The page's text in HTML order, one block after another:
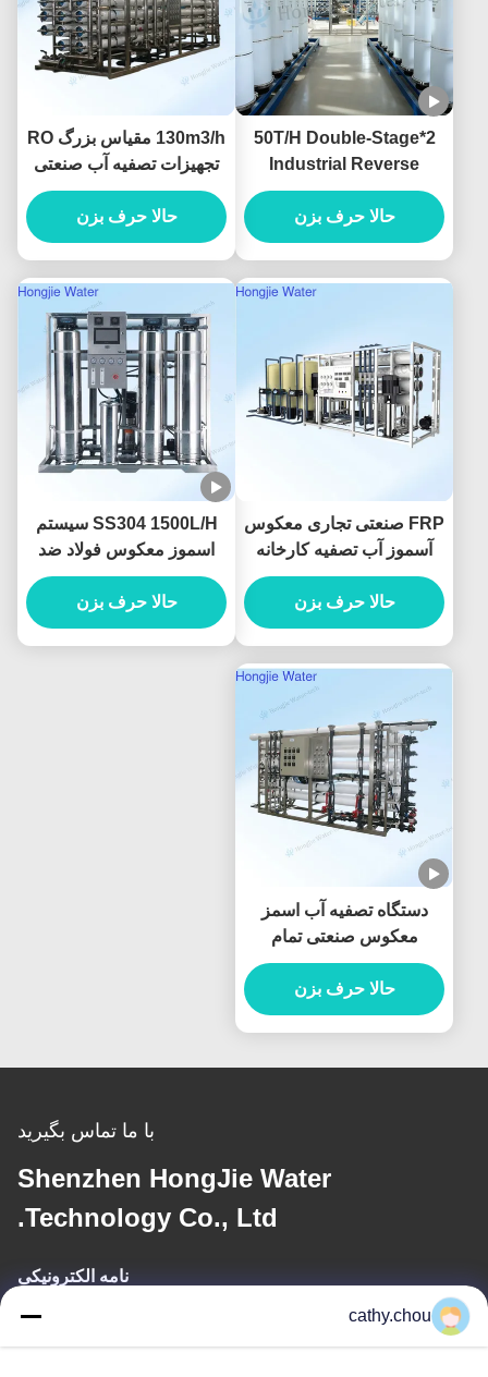
2*50T/H Double-Stage
Industrial Reverse
Osmosis Water System
Produced For Ultrapure
Water
حالا حرف بزن
130m3/h مقیاس بزرگ RO
تجهیزات تصفیه آب صنعتی
380V/220V
حالا حرف بزن
FRP صنعتی تجاری معکوس
آسموز آب تصفیه کارخانه
سفارشی
حالا حرف بزن
SS304 1500L/H سیستم
اسموز معکوس فولاد ضد
زنگ برای تصفیه آب مواد
غذایی و نوشیدنی
حالا حرف بزن
دستگاه تصفیه آب اسمز
معکوس صنعتی تمام
اتوماتیک 50 متر مکعب در
ساعت
حالا حرف بزن
با ما تماس بگیرید
Shenzhen HongJie Water
Technology Co., Ltd.
نامه الکترونیکی
cathy@szhjwater.com
cathy.chou